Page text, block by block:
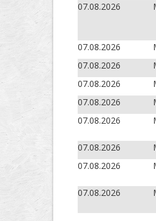
07.08.2026
07.08.2026
07.08.2026
07.08.2026
07.08.2026
07.08.2026
07.08.2026
07.08.2026
07.08.2026